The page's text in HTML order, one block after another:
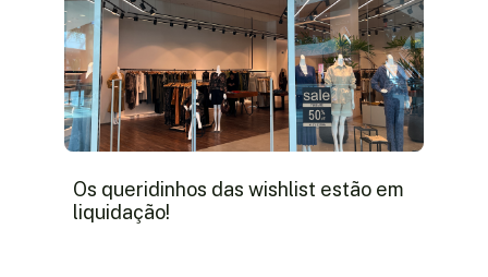
Os queridinhos das wishlist estão em
liquidação!